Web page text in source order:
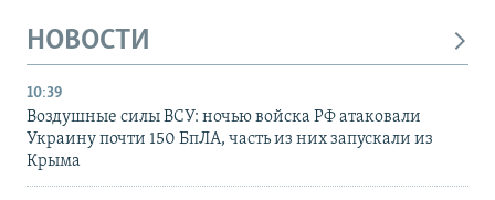
НОВОСТИ
10:39
Воздушные силы ВСУ: ночью войска РФ атаковали
Украину почти 150 БпЛА, часть из них запускали из
Крыма